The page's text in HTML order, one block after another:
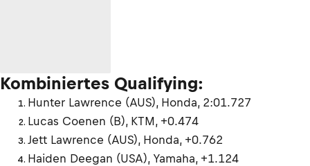
Kombiniertes Qualifying:
Hunter Lawrence (AUS), Honda, 2:01.727
Lucas Coenen (B), KTM, +0.474
Jett Lawrence (AUS), Honda, +0.762
Haiden Deegan (USA), Yamaha, +1.124